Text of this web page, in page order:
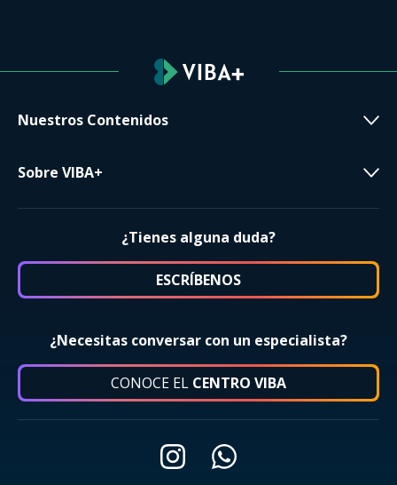
Nuestros Contenidos
Sobre VIBA+
¿Tienes alguna duda?
ESCRÍBENOS
¿Necesitas conversar con un especialista?
CONOCE EL CENTRO VIBA